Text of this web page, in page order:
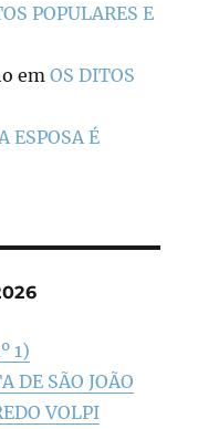
POPULARES E
emOS DITOS
ESPOSA É
1)
DE SÃO JOÃO
VOLPI